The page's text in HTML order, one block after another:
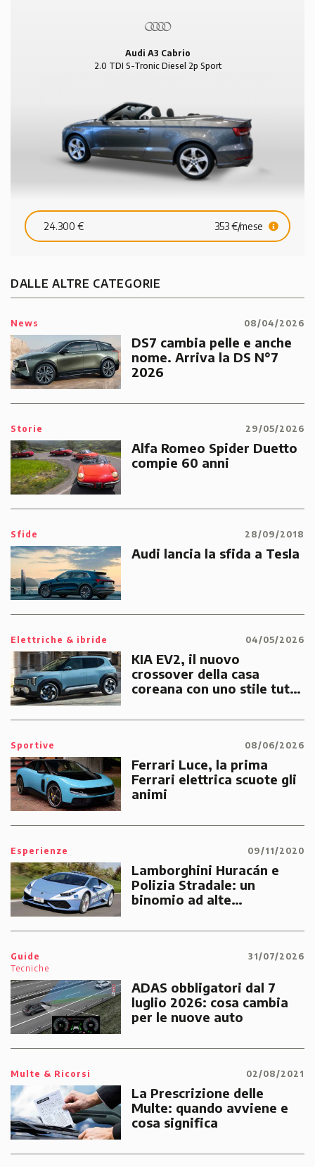
Audi A3 Cabrio
2.0 TDI S-Tronic Diesel 2p Sport
24.300 € 353 €/mese
DALLE ALTRE CATEGORIE
News 08/04/2026
DS7 cambia pelle e anche
nome. Arriva la DS N°7
2026
Storie 29/05/2026
Alfa Romeo Spider Duetto
compie 60 anni
Sfide 28/09/2018
Audi lancia la sfida a Tesla
Elettriche & ibride 04/05/2026
KIA EV2, il nuovo
crossover della casa
coreana con uno stile tutto
Sportive 08/06/2026
Ferrari Luce, la prima
Ferrari elettrica scuote gli
animi
Esperienze 09/11/2020
Lamborghini Huracán e
Polizia Stradale: un
binomio ad alte
emergenze dei cittadini
Guide
Tecniche
31/07/2026
ADAS obbligatori dal 7
luglio 2026: cosa cambia
per le nuove auto
Multe & Ricorsi 02/08/2021
La Prescrizione delle
Multe: quando avviene e
cosa significa